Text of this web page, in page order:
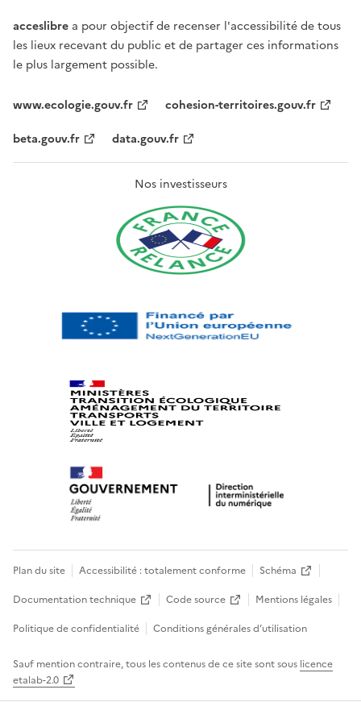
acceslibre a pour objectif de recenser l'accessibilité de tous
les lieux recevant du public et de partager ces informations
le plus largement possible.
www.ecologie.gouv.fr
cohesion-territoires.gouv.fr
beta.gouv.fr
data.gouv.fr
Nos investisseurs
Plan du site Accessibilité : totalement conforme
Schéma
Documentation technique
Code source
Mentions légales
Politique de confidentialité
Conditions générales d’utilisation
Sauf mention contraire, tous les contenus de ce site sont sous licence
etalab-2.0